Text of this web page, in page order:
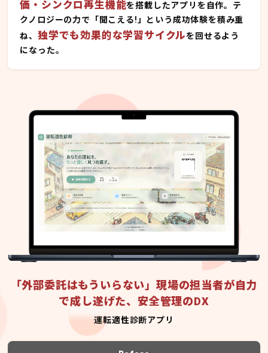
価・シンクロ再生機能を搭載したアプリを自作。テ
クノロジーの力で「聞こえる!」という成功体験を積み重
ね、独学でも効果的な学習サイクルを回せるよう
になった。
「外部委託はもういらない」現場の担当者が自力
で成し遂げた、安全管理のDX
運転適性診断アプリ